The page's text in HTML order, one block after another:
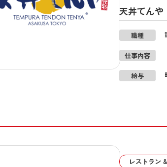
天丼てんや
職種
仕事内容
給与
レストラン